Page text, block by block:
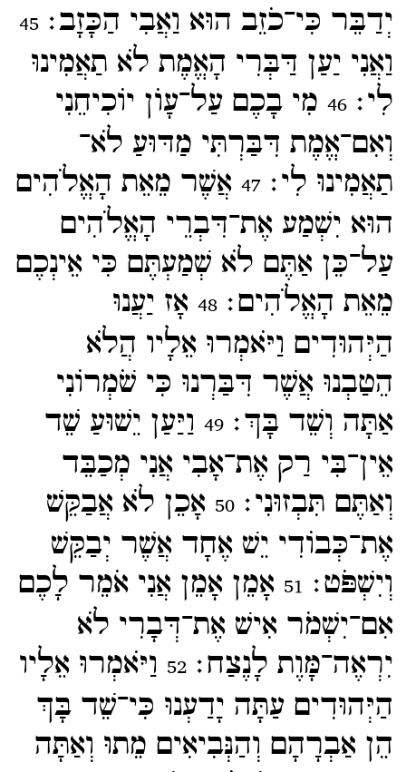
יְדַבֵּר כִּי־​כֹזֵב הוּא וַאֲבִי הַכָּזָב׃45
וַאֲנִי יַעַן דַּבְּרִי הָאֱמֶת לֹא תַאֲמִינוּ
לִי׃46 מִי בָכֶם עַל־​עָוֺן יוֹכִיחֵנִי
וְאִם־​אֱמֶת דִּבַּרְתִּי מַדּוּעַ לֹא־​
תַאֲמִינוּ לִי׃47 אֲשֶׁר מֵאֵת הָאֱלֹהִים
הוּא יִשְׁמַע אֶת־​דִּבְרֵי הָאֱלֹהִים
עַל־​כֵּן אַתֶּם לֹא שְׁמַעְתֶּם כִּי אֵינְכֶם
מֵאֵת הָאֱלֹהִים׃48 אָז יַעֲנוּ
הַיְּהוּדִים וַיֹּאמְרוּ אֵלָיו הֲלֹא
הֵטַבְנוּ אֲשֶׁר דִּבַּרְנוּ כִּי שֹׁמְרוֹנִי
אַתָּה וְשֵׁד בָּךְ׃49 וַיַּעַן יֵשׁוּעַ שֵׁד
אֵין־​בִּי רַק אֶת־​אָבִי אֲנִי מְכַבֵּד
וְאַתֶּם תִּבְזוּנִי׃50 אָכֵן לֹא אֲבַקֵּשׁ
אֶת־​כְּבוֹדִי יֵשׁ אֶחָד אֲשֶׁר יְבַקֵּשׁ
וְיִשְׁפֹּט׃ 51 אָמֵן אָמֵן אֲנִי אֹמֵר לָכֶם
אִם־​יִשְׁמֹר אִישׁ אֶת־​דְּבָרִי לֹא
יִרְאֶה־​מָּוֶת לָנֶצַח׃52 וַיֹּאמְרוּ אֵלָיו
הַיְּהוּדִים עַתָּה יָדַעְנוּ כִּי־​שֵׁד בָּךְ
הֵן אַבְרָהָם וְהַנְּבִיאִים מֵתוּ וְאַתָּה